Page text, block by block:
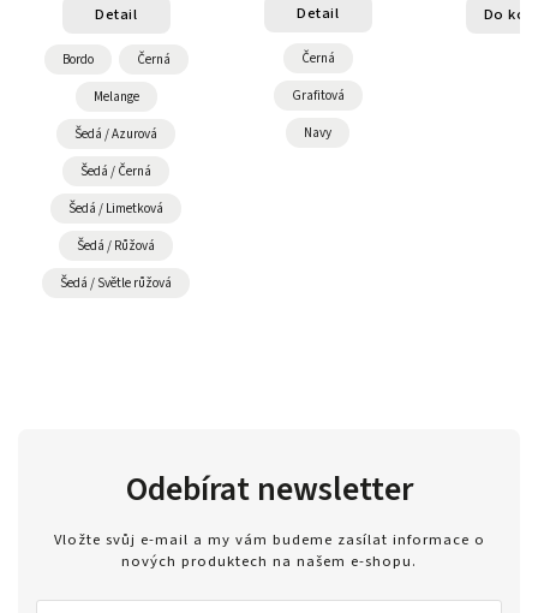
Detail
Bordo Černá
Melange
Šedá / Azurová
Šedá / Černá
Šedá / Limetková
Šedá / Růžová
Šedá / Světle růžová
Detail
Černá
Grafitová
Navy
Do
Odebírat newsletter
Vložte svůj e-mail a my vám budeme zasílat informace o
nových produktech na našem e-shopu.